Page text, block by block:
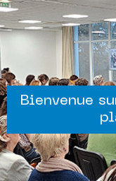
Bienvenue